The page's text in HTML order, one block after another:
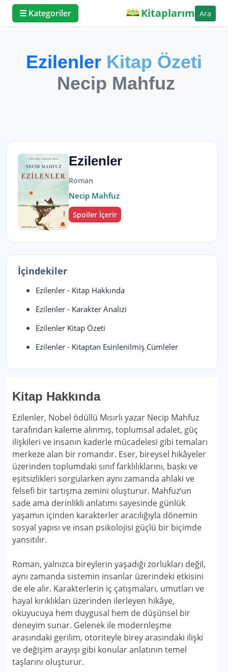
☰ Kategoriler Kitaplarım Ara
Ezilenler Kitap Özeti
Necip Mahfuz
Ezilenler
Roman
Necip Mahfuz
Spoiler İçerir
İçindekiler
Ezilenler - Kitap Hakkında
Ezilenler - Karakter Analizi
Ezilenler Kitap Özeti
Ezilenler - Kitaptan Esinlenilmiş Cümleler
Kitap Hakkında
Ezilenler, Nobel ödüllü Mısırlı yazar Necip Mahfuz
tarafından kaleme alınmış, toplumsal adalet, güç
ilişkileri ve insanın kaderle mücadelesi gibi temaları
merkeze alan bir romandır. Eser, bireysel hikâyeler
üzerinden toplumdaki sınıf farklılıklarını, baskı ve
eşitsizlikleri sorgularken aynı zamanda ahlaki ve
felsefi bir tartışma zemini oluşturur. Mahfuz’un
sade ama derinlikli anlatımı sayesinde günlük
yaşamın içinden karakterler aracılığıyla dönemin
sosyal yapısı ve insan psikolojisi güçlü bir biçimde
yansıtılır.
Roman, yalnızca bireylerin yaşadığı zorlukları değil,
aynı zamanda sistemin insanlar üzerindeki etkisini
de ele alır. Karakterlerin iç çatışmaları, umutları ve
hayal kırıklıkları üzerinden ilerleyen hikâye,
okuyucuya hem duygusal hem de düşünsel bir
deneyim sunar. Gelenek ile modernleşme
arasındaki gerilim, otoriteyle birey arasındaki ilişki
ve değişim arayışı gibi konular anlatının temel
taşlarını oluşturur.